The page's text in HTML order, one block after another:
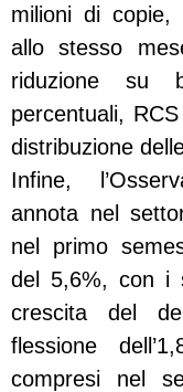
milioni di copie,
allo stesso
riduzione su
percentuali,
distribuzione
Infine,
annota nel
nel primo
del 5,6%, con i
crescita del
flessione
compresi nel